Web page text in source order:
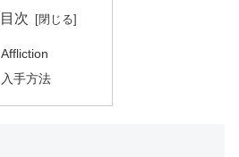
目次
Affliction
入手方法